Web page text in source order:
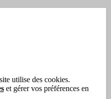
utilise des cookies.
et gérer vos préférences en